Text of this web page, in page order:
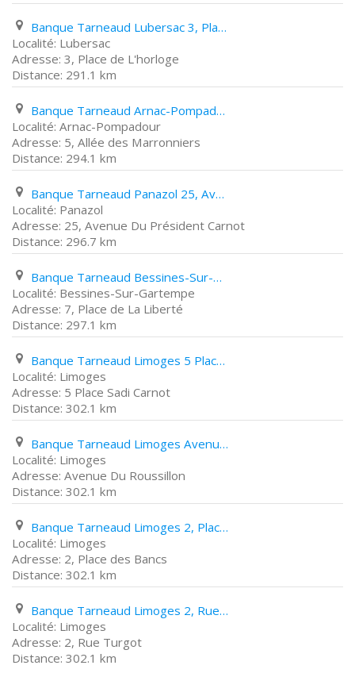
Banque Tarneaud Lubersac 3, Place de L'horloge
Lubersac
3, Place de L'horloge
291.1 km
Banque Tarneaud Arnac-Pompadour 5, Allée des Marronniers
Arnac-Pompadour
5, Allée des Marronniers
294.1 km
Banque Tarneaud Panazol 25, Avenue Du Président Carnot
Panazol
25, Avenue Du Président Carnot
296.7 km
Banque Tarneaud Bessines-Sur-Gartempe 7, Place de La Liberté
Bessines-Sur-Gartempe
7, Place de La Liberté
297.1 km
Banque Tarneaud Limoges 5 Place Sadi Carnot
Limoges
5 Place Sadi Carnot
302.1 km
Banque Tarneaud Limoges Avenue Du Roussillon
Limoges
Avenue Du Roussillon
302.1 km
Banque Tarneaud Limoges 2, Place des Bancs
Limoges
2, Place des Bancs
302.1 km
Banque Tarneaud Limoges 2, Rue Turgot
Limoges
2, Rue Turgot
302.1 km